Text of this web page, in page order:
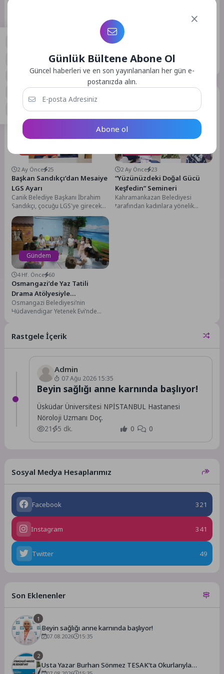
Daha sonraki yorumlarımda kullanılması için adım, e-posta
adresim ve site adresim bu tarayıcıya kaydedilsin.
GÖNDER
Benzer Yazılar
2 Ay Önce 25
Başkan Sandıkçı’dan Mesaiye
LGS Ayarı
Canik Belediye Başkanı İbrahim
Sandıkçı, çocuğu LGS'ye girecek
olan tüm personelin mesai çıkış
saatinin 12.00...
2 Ay Önce 23
“Yüzünüzdeki Doğal Gücü
Keşfedin” Semineri
Kahramankazan Belediyesi
tarafından kadınlara yönelik
Gündem
4 Hf. Önce 60
Osmangazi’de Yaz Tatili
Drama Atölyesiyle
Renkleniyor
Osmangazi Belediyesi’nin
Hüdavendigar Yetenek Evi’nde
öğrenip sosyal, zihinsel...
Rastgele İçerik
Admin
07 Ağu 2026 15:35
Beyin sağlığı anne karnında başlıyor!
Üsküdar Üniversitesi NPİSTANBUL Hastanesi
Nöroloji Uzmanı Doç.
21
5 dk. 0 0
Sosyal Medya Hesaplarımız
Facebook 321
Instagram 341
Twitter 49
Son Eklenenler
1
Beyin sağlığı anne karnında başlıyor!
07.08.2026 15:35
2
Usta Yazar Burhan Sönmez TESAK’ta Okurlarıyla
Günlük Bültene Abone Ol
Güncel haberleri ve en son yayınlananları her gün e-
postanızda alın.
Abone ol